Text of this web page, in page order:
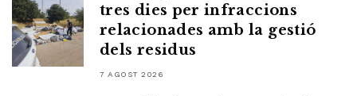
tres dies per infraccions
relacionades amb la gestió
dels residus
7 AGOST 2026